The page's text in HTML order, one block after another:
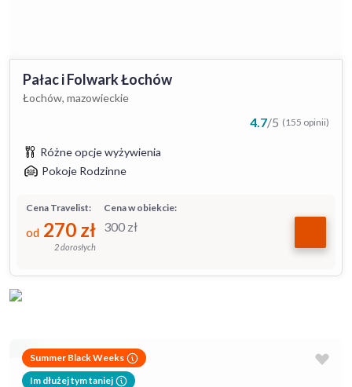
Pałac i Folwark Łochów
Łochów, mazowieckie
4.7/5 (155 opinii)
Różne opcje wyżywienia
Pokoje Rodzinne
Cena w obiekcie:
300 zł
Cena Travelist:
od 270 zł
2 dorosłych
Summer Black Weeks
Im dłużej tym taniej